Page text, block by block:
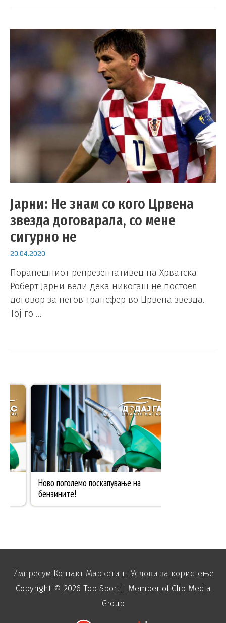
Јарни: Не знам со кого Црвена
звезда договарала, со мене
сигурно не
20.04.2020
Поранешниот репрезентативец на Хрватска
Роберт Јарни вели дека никогаш не постоел
договор за негов трансфер во Црвена звезда.
Тој го …
Импресум Контакт Маркетинг Услови за користење
Copyright © 2026 Top Sport| Member of Clip Media
Group